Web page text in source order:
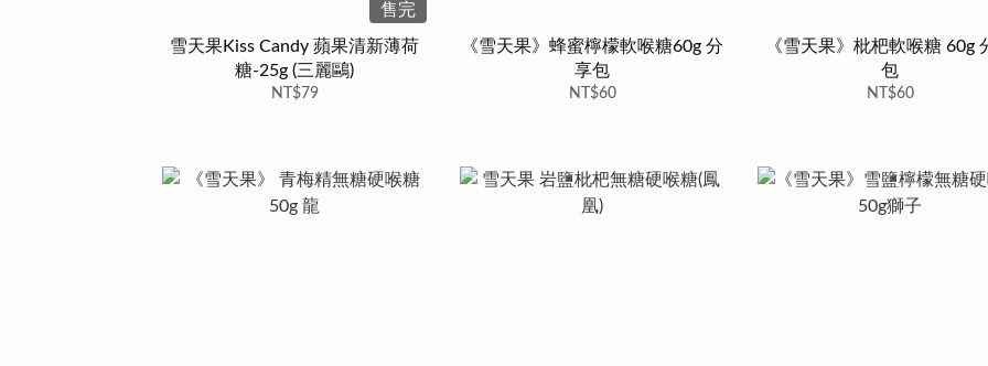
售完
雪天果Kiss Candy 蘋果清新薄荷
糖-25g (三麗鷗)
NT$79
《雪天果》蜂蜜檸檬軟喉糖60g 分
享包
NT$60
《雪天果》枇杷軟喉糖 60g
包
NT$60